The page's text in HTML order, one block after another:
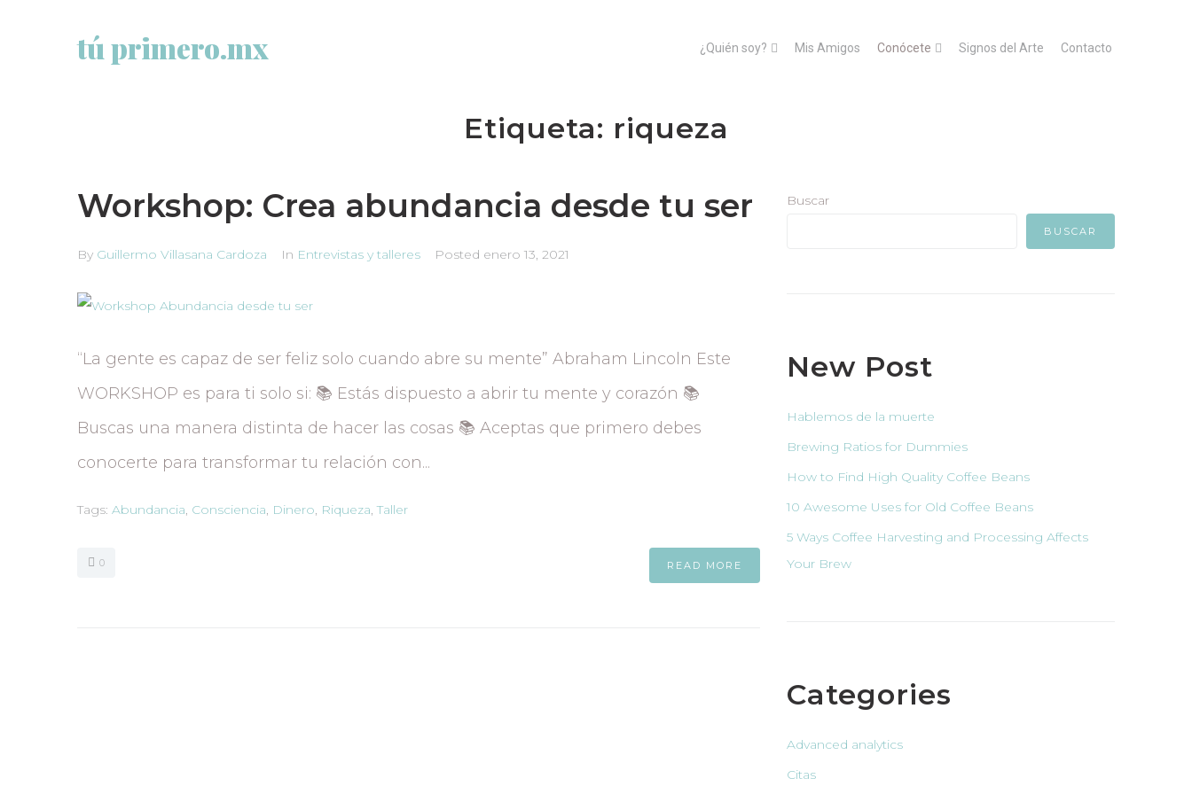
tú primero.mx ¿Quién soy? Mis Amigos Conócete Signos del Arte Contacto
Etiqueta: riqueza
Workshop: Crea abundancia desde tu ser
By Guillermo Villasana Cardoza In Entrevistas y talleres Posted enero 13, 2021
“La gente es capaz de ser feliz solo cuando abre su mente” Abraham Lincoln Este
WORKSHOP es para ti solo si: 📚 Estás dispuesto a abrir tu mente y corazón 📚
Buscas una manera distinta de hacer las cosas 📚 Aceptas que primero debes
conocerte para transformar tu relación con...
Tags: Abundancia, Consciencia, Dinero, Riqueza,Taller
0 READ MORE
Buscar
BUSCAR
New Post
Hablemos de la muerte
Brewing Ratios for Dummies
How to Find High Quality Coffee Beans
10 Awesome Uses for Old Coffee Beans
5 Ways Coffee Harvesting and Processing Affects
Your Brew
Categories
Advanced analytics
Citas